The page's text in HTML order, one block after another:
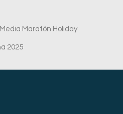
Maratón Holiday
2025